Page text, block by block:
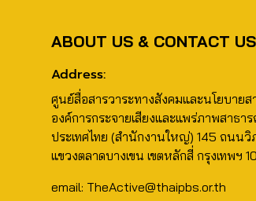
ABOUT US & CONTACT US
Address:
ศูนย์สื่อสารวาระทางสังคมและนโยบาย
องค์การกระจายเสียงและแพร่ภาพสาธา
ประเทศไทย (สำนักงานใหญ่) 145 ถนนวิ
แขวงตลาดบางเขน เขตหลักสี่ กรุงเทพฯ
email: TheActive@thaipbs.or.th